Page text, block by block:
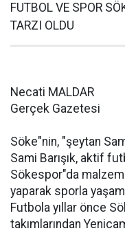
FUTBOL VE SPOR
TARZI OLDU
Necati MALDAR
Gerçek Gazetesi
Söke"nin, "şeytan
Sami Barışık, aktif
Sökespor"da
yaparak sporla
Futbola yıllar önce
takımlarından